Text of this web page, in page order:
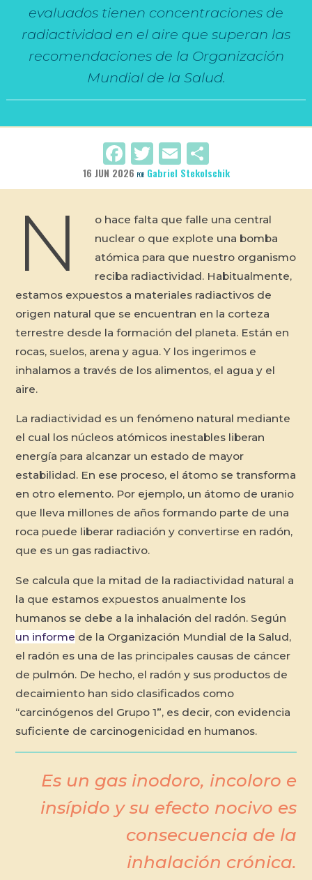
evaluados tienen concentraciones de
radiactividad en el aire que superan las
recomendaciones de la Organización
Mundial de la Salud.
Facebook
Twitter
Email
16 JUN 2026 POR Gabriel Stekolschik
N
o hace falta que falle una central
nuclear o que explote una bomba
atómica para que nuestro organismo
reciba radiactividad. Habitualmente,
estamos expuestos a materiales radiactivos de
origen natural que se encuentran en la corteza
terrestre desde la formación del planeta. Están en
rocas, suelos, arena y agua. Y los ingerimos e
inhalamos a través de los alimentos, el agua y el
aire.
La radiactividad es un fenómeno natural mediante
el cual los núcleos atómicos inestables liberan
energía para alcanzar un estado de mayor
estabilidad. En ese proceso, el átomo se transforma
en otro elemento. Por ejemplo, un átomo de uranio
que lleva millones de años formando parte de una
roca puede liberar radiación y convertirse en radón,
que es un gas radiactivo.
Se calcula que la mitad de la radiactividad natural a
la que estamos expuestos anualmente los
humanos se debe a la inhalación del radón. Según
un informe de la Organización Mundial de la Salud,
el radón es una de las principales causas de cáncer
de pulmón. De hecho, el radón y sus productos de
decaimiento han sido clasificados como
“carcinógenos del Grupo 1”, es decir, con evidencia
suficiente de carcinogenicidad en humanos.
Es un gas inodoro, incoloro e
insípido y su efecto nocivo es
consecuencia de la
inhalación crónica.